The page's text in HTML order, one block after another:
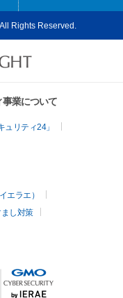
Rights Reserved.
業について
リティ24」
エラエ）
し対策